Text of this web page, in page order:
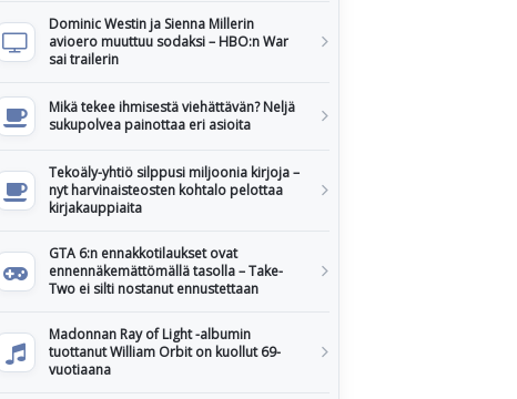
Dominic Westin ja Sienna Millerin
avioero muuttuu sodaksi – HBO:n War
sai trailerin
Mikä tekee ihmisestä viehättävän? Neljä
sukupolvea painottaa eri asioita
Tekoäly-yhtiö silppusi miljoonia kirjoja –
nyt harvinaisteosten kohtalo pelottaa
kirjakauppiaita
GTA 6:n ennakkotilaukset ovat
ennennäkemättömällä tasolla – Take-
Two ei silti nostanut ennustettaan
Madonnan Ray of Light -albumin
tuottanut William Orbit on kuollut 69-
vuotiaana